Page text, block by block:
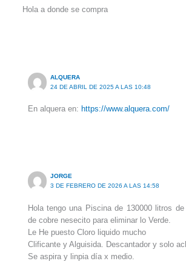
Hola a donde se compra
ALQUERA
24 DE ABRIL DE 2025 A LAS 10:48
En alquera en: https://www.alquera.com/
JORGE
3 DE FEBRERO DE 2026 A LAS 14:58
Hola tengo una Piscina de 130000 litros
de cobre nesecito para eliminar lo Verde.
Le He puesto Cloro liquido mucho
Clificante y Alguisida. Descantador y solo
Se aspira y linpia día x medio.